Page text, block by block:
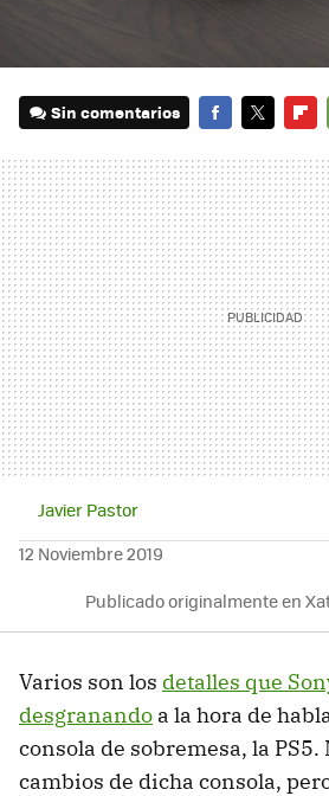
Sin comentarios
Javier Pastor
12 Noviembre 2019
Publicado originalmente en
Varios son los detalles que
desgranando a la hora de
consola de sobremesa, la
cambios de dicha consola,